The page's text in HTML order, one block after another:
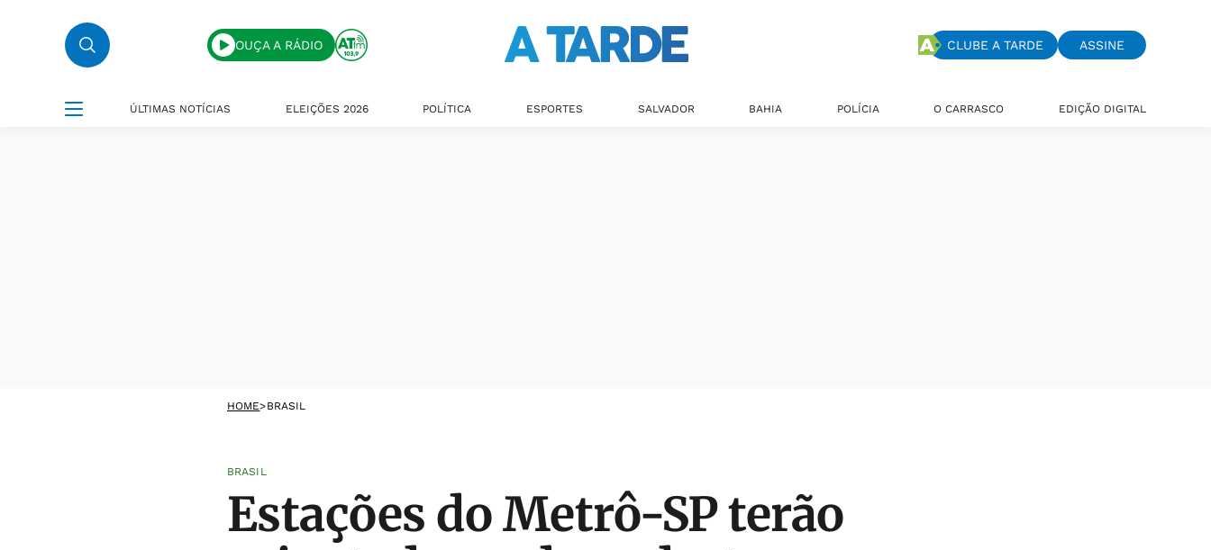
OUÇA A RÁDIO CLUBE A TARDE ASSINE
ÚLTIMAS NOTÍCIAS ELEIÇÕES 2026 POLÍTICA ESPORTES SALVADOR BAHIA POLÍCIA O CARRASCO EDIÇÃO DIGITAL
HOME>BRASIL
BRASIL
Estações do Metrô-SP terão